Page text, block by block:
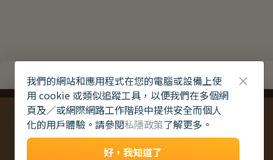
我們的網站和應用程式在您的電腦或設備上使
用 cookie 或類似追蹤工具，以便我們在多個網
頁及／或網際網路工作階段中提供安全而個人
化的用戶體驗。請參閱私隱政策了解更多。
好，我知道了
森林 考察
2b_P_JC_LevelMind2.0_2026_SYP
光請開眼-誰是狼人?!
親子夜探螢火蟲:大埔滘自然護理區
的故 事
畫系 列-布袋製作篇
義工 體驗B2026
蛋糕 班-小熊水滴黑森林蛋糕(E)
蛋糕 班-小熊水滴黑森林蛋糕(F)
蛋糕 班-小熊水滴黑森林蛋糕(G)
蛋糕 班-小熊水滴黑森林蛋糕(H)
計時 賽
擰擰 氣球體驗－動物篇
THLet'sGo-LARP劇本殺之夜(情感
’s g o!上山下海
探索 號！SummerAdventureCam
到你 啦」親子奇異動物探索-兩棲爬蟲
室內 高空繩網歷奇
室內 攀石及游繩體驗
Day-野炊有營
Yout h．文青系列(7)：咖啡渣編織電